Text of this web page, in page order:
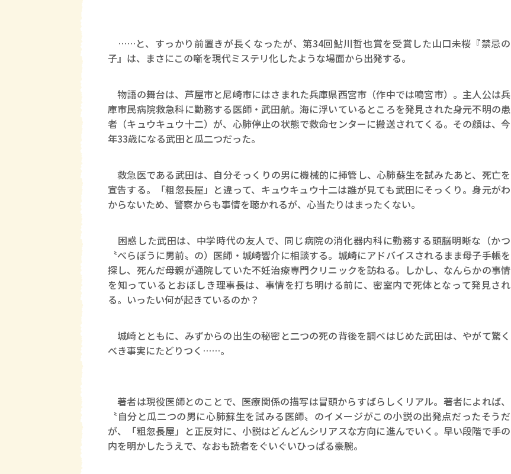
……と、すっかり前置きが長くなったが、第34回鮎川哲也賞を受賞した山口未桜『禁忌の
子』は、まさにこの噺を現代ミステリ化したような場面から出発する。
物語の舞台は、芦屋市と尼崎市にはさまれた兵庫県西宮市（作中では鳴宮市）。主人公は兵
庫市民病院救急科に勤務する医師・武田航。海に浮いているところを発見された身元不明の患
者（キュウキュウ十二）が、心肺停止の状態で救命センターに搬送されてくる。その顔は、今
年33歳になる武田と瓜二つだった。
救急医である武田は、自分そっくりの男に機械的に挿管し、心肺蘇生を試みたあと、死亡を
宣告する。「粗忽長屋」と違って、キュウキュウ十二は誰が見ても武田にそっくり。身元がわ
からないため、警察からも事情を聴かれるが、心当たりはまったくない。
困惑した武田は、中学時代の友人で、同じ病院の消化器内科に勤務する頭脳明晰な（かつ
〝べらぼうに男前〟の）医師・城崎響介に相談する。城崎にアドバイスされるまま母子手帳を
探し、死んだ母親が通院していた不妊治療専門クリニックを訪ねる。しかし、なんらかの事情
を知っているとおぼしき理事長は、事情を打ち明ける前に、密室内で死体となって発見され
る。いったい何が起きているのか？
城崎とともに、みずからの出生の秘密と二つの死の背後を調べはじめた武田は、やがて驚く
べき事実にたどりつく……。
著者は現役医師とのことで、医療関係の描写は冒頭からすばらしくリアル。著者によれば、
〝自分と瓜二つの男に心肺蘇生を試みる医師〟のイメージがこの小説の出発点だったそうだ
が、「粗忽長屋」と正反対に、小説はどんどんシリアスな方向に進んでいく。早い段階で手の
内を明かしたうえで、なおも読者をぐいぐいひっぱる豪腕。